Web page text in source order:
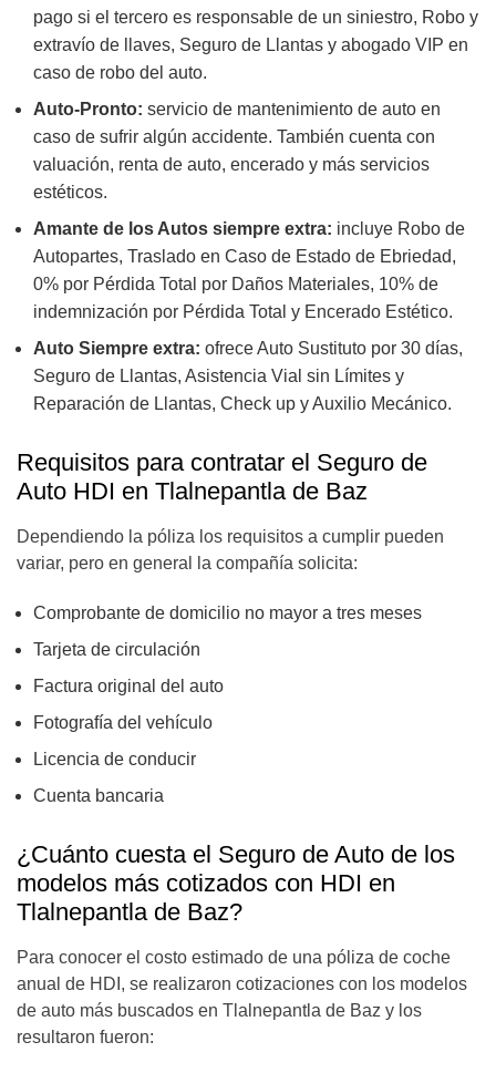
pago si el tercero es responsable de un siniestro, Robo y
extravío de llaves, Seguro de Llantas y abogado VIP en
caso de robo del auto.
Auto-Pronto: servicio de mantenimiento de auto en
caso de sufrir algún accidente. También cuenta con
valuación, renta de auto, encerado y más servicios
estéticos.
Amante de los Autos siempre extra: incluye Robo de
Autopartes, Traslado en Caso de Estado de Ebriedad,
0% por Pérdida Total por Daños Materiales, 10% de
indemnización por Pérdida Total y Encerado Estético.
Auto Siempre extra: ofrece Auto Sustituto por 30 días,
Seguro de Llantas, Asistencia Vial sin Límites y
Reparación de Llantas, Check up y Auxilio Mecánico.
Requisitos para contratar el Seguro de
Auto HDI en Tlalnepantla de Baz
Dependiendo la póliza los requisitos a cumplir pueden
variar, pero en general la compañía solicita:
Comprobante de domicilio no mayor a tres meses
Tarjeta de circulación
Factura original del auto
Fotografía del vehículo
Licencia de conducir
Cuenta bancaria
¿Cuánto cuesta el Seguro de Auto de los
modelos más cotizados con HDI en
Tlalnepantla de Baz?
Para conocer el costo estimado de una póliza de coche
anual de HDI, se realizaron cotizaciones con los modelos
de auto más buscados en Tlalnepantla de Baz y los
resultaron fueron: